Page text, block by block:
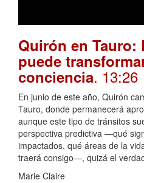
Quirón en Tauro:
puede
conciencia. 13:26
En junio de este año, Quirón
Tauro, donde permanecerá
aunque este tipo de tránsitos
perspectiva predictiva —qué
impactados, qué áreas de la
traerá consigo—, quizá el
Marie Claire